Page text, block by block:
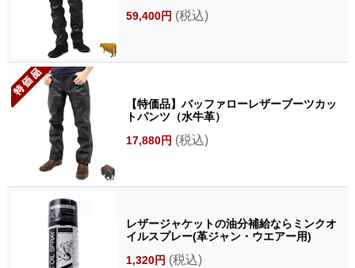
59,400円 (税込)
【特価品】バッファローレザーブーツカッ
トパンツ（水牛革）
17,880円 (税込)
レザージャケットの油分補給ならミンクオ
イルスプレー(革ジャン・ウエアー用)
1,320円 (税込)